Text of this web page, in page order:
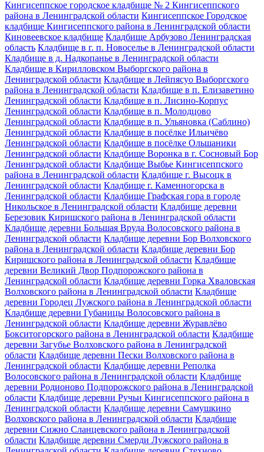
Кингисеппское городское кладбище № 2 Кингисеппского
района в Ленинградской области Кингисеппское Городское
кладбище Кингисеппского района в Ленинградской области
Киновеевское кладбище Кладбище Арбузово Ленинградская
область Кладбище в г. п. Новоселье в Ленинградской области
Кладбище в д. Надкопанье в Ленинградской области
Кладбище в Кирилловском Выборгского района в
Ленинградской области Кладбище в Лейпясуо Выборгского
района в Ленинградской области Кладбище в п. Елизаветино
Ленинградской области Кладбище в п. Лисино-Корпус
Ленинградской области Кладбище в п. Молодцово
Ленинградской области Кладбище в п. Ульяновка (Саблино)
Ленинградской области Кладбище в посёлке Ильичёво
Ленинградской области Кладбище в посёлке Ольшаники
Ленинградской области Кладбище Воронка в г. Сосновый Бор
Ленинградской области Кладбище Выбье Кингисеппского
района в Ленинградской области Кладбище г. Высоцк в
Ленинградской области Кладбище г. Каменногорска в
Ленинградской области Кладбище Графская гора в городе
Никольское в Ленинградской области Кладбище деревни
Березовик Киришского района в Ленинградской области
Кладбище деревни Большая Вруда Волосовского района в
Ленинградской области Кладбище деревни Бор Волховского
района в Ленинградской области Кладбище деревни Бор
Киришского района в Ленинградской области Кладбище
деревни Великий Двор Подпорожского района в
Ленинградской области Кладбище деревни Горка Хваловская
Волховского района в Ленинградской области Кладбище
деревни Городец Лужского района в Ленинградской области
Кладбище деревни Губаницы Волосовского района в
Ленинградской области Кладбище деревни Журавлёво
Бокситогорского района в Ленинградской области Кладбище
деревни Загубье Волховского района в Ленинградской
области Кладбище деревни Пески Волховского района в
Ленинградской области Кладбище деревни Реполка
Волосовского района в Ленинградской области Кладбище
деревни Родионово Подпорожского района в Ленинградской
области Кладбище деревни Ручьи Кингисеппского района в
Ленинградской области Кладбище деревни Самушкино
Волховского района в Ленинградской области Кладбище
деревни Сижно Сланцевского района в Ленинградской
области Кладбище деревни Смерди Лужского района в